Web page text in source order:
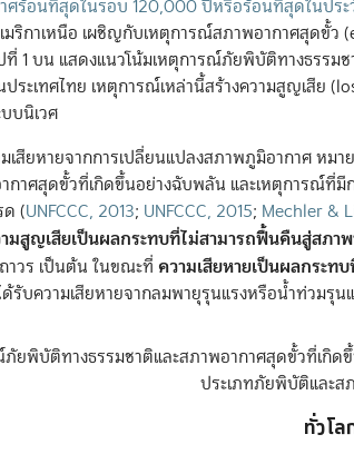
ศร้อนที่สุดในรอบ 120,000 ปีหรือร้อนที่สุดในปร
มริกาเหนือ เผชิญกับเหตุการณ์สภาพอากาศสุดขั้
ที่ 1 บน แสดงแนวโน้มเหตุการณ์ภัยพิบัติทางธรรม
ระเทศไทย เหตุการณ์เหล่านี้สร้างความสูญเสีย
บนิเวศ
เสียหายจากการเปลี่ยนแปลงสภาพภูมิอากาศ หม
าศสุดขั้วที่เกิดขึ้นอย่างฉับพลัน และเหตุการณ์ที่มี
ด (UNFCCC, 2013; UNFCCC, 2015; Mechler &
มสูญเสียเป็นผลกระทบที่ไม่สามารถฟื้นคืนสู่สภา
าวร เป็นต้น ในขณะที่ ความเสียหายเป็นผลกระท
รับความเสียหายจากลมพายุรุนแรงหรือน้ำท่วมรุน
ยพิบัติทางธรรมชาติและสภาพอากาศสุดขั้วที่เกิด
ประเภทภัยพิบัติและส
ทั่วโล